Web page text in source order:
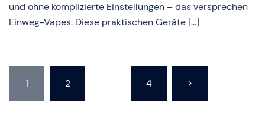
und ohne komplizierte Einstellungen – das versprechen
Einweg-Vapes. Diese praktischen Geräte […]
der
Beiträge
1 2 4 >